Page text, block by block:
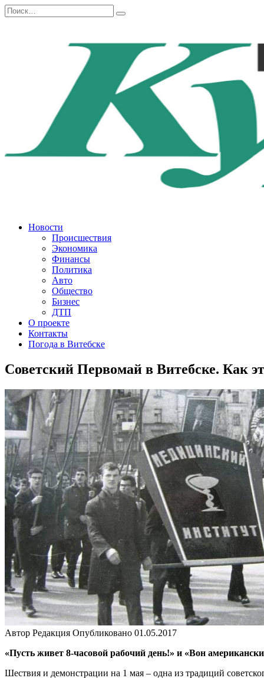
Перейти
к
Search
for:
Новости
Происшествия
Экономика
Финансы
Политика
Авто
Общество
Бизнес
ДТП
О проекте
Контакты
Погода в Витебске
Советский Первомай в Витебске. Как
Автор Редакция Опубликовано 01.05.2017
«Пусть живет 8-часовой рабочий день!» и «Вон
Шествия и демонстрации на 1 мая – одна из традиций